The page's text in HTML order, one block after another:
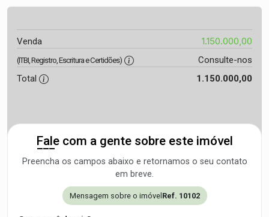
Venda 1.150.000,00
(ITBI, Registro, Escritura e Certidões)
Consulte-nos
Total
1.150.000,00
Fale com a gente sobre este imóvel
Preencha os campos abaixo e retornamos o seu contato
em breve.
Mensagem sobre o imóvel Ref. 10102